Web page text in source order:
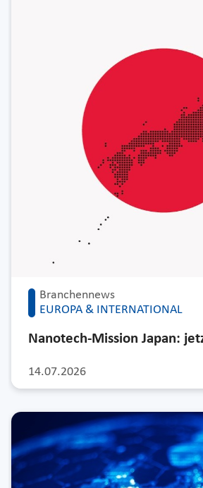
Branchennews
EUROPA & INTERNATIONAL
14.07.2026
Nanotech-Mission Japan: